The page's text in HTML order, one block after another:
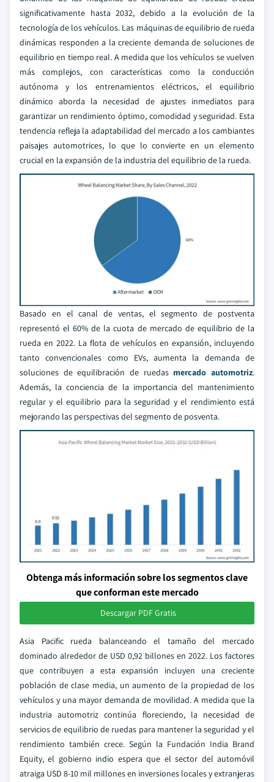
significativamente hasta 2032, debido a la evolución de la
tecnología de los vehículos. Las máquinas de equilibrio de rueda
dinámicas responden a la creciente demanda de soluciones de
equilibrio en tiempo real. A medida que los vehículos se vuelven
más complejos, con características como la conducción
autónoma y los entrenamientos eléctricos, el equilibrio
dinámico aborda la necesidad de ajustes inmediatos para
garantizar un rendimiento óptimo, comodidad y seguridad. Esta
tendencia refleja la adaptabilidad del mercado a los cambiantes
paisajes automotrices, lo que lo convierte en un elemento
crucial en la expansión de la industria del equilibrio de la rueda.
Basado en el canal de ventas, el segmento de postventa
representó el 60% de la cuota de mercado de equilibrio de la
rueda en 2022. La flota de vehículos en expansión, incluyendo
tanto convencionales como EVs, aumenta la demanda de
soluciones de equilibración de ruedas mercado automotriz.
Además, la conciencia de la importancia del mantenimiento
regular y el equilibrio para la seguridad y el rendimiento está
mejorando las perspectivas del segmento de posventa.
Obtenga más información sobre los segmentos clave
que conforman este mercado
Descargar PDF Gratis
Asia Pacific rueda balanceando el tamaño del mercado
dominado alrededor de USD 0,92 billones en 2022. Los factores
que contribuyen a esta expansión incluyen una creciente
población de clase media, un aumento de la propiedad de los
vehículos y una mayor demanda de movilidad. A medida que la
industria automotriz continúa floreciendo, la necesidad de
servicios de equilibrio de ruedas para mantener la seguridad y el
rendimiento también crece. Según la Fundación India Brand
Equity, el gobierno indio espera que el sector del automóvil
atraiga USD 8-10 mil millones en inversiones locales y extranjeras